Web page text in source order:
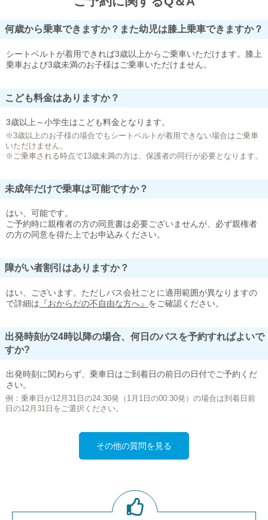
何歳から乗車できますか？また幼児は膝上乗車できますか？
シートベルトが着用できれば3歳以上からご乗車いただけます。膝上
乗車および3歳未満のお子様はご乗車いただけません。
こども料金はありますか？
3歳以上～小学生はこども料金となります。
※3歳以上のお子様の場合でもシートベルトが着用できない場合はご乗車
いただけません。
※ご乗車される時点で13歳未満の方は、保護者の同行が必要となります。
未成年だけで乗車は可能ですか？
はい、可能です。
ご予約時に親権者の方の同意書は必要ございませんが、必ず親権者
の方の同意を得た上でお申込みください。
障がい者割引はありますか？
はい、ございます。ただしバス会社ごとに適用範囲が異なりますの
で詳細は 『おからだの不自由な方へ』 をご確認ください。
出発時刻が24時以降の場合、何日のバスを予約すればよいで
すか?
出発時刻に関わらず、乗車日はご到着日の前日の日付でご予約くだ
さい。
例：乗車日が12月31日の24:30発（1月1日の00:30発）の場合は到着日前
日の12月31日をご選択ください。
その他の質問を見る